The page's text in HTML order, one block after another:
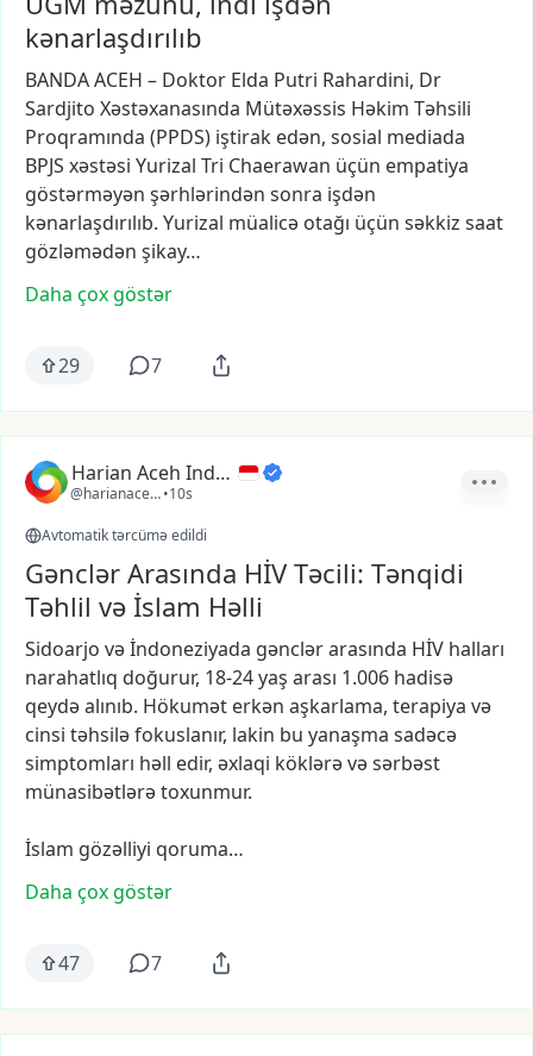
kənarlaşdırılıb
BANDAACEH – Doktor Elda Putri Rahardini, Dr
Sardjito Xəstəxanasında Mütəxəssis Həkim Təhsili
Proqramında (PPDS) iştirak edən, sosial mediada
BPJS xəstəsi Yurizal Tri Chaerawan üçün empatiya
göstərməyən şərhlərindən sonra işdən
kənarlaşdırılıb. Yurizal müalicə otağı üçün səkkiz saat
gözləmədən şikay…
Daha çox göstər
29 7
Harian Aceh Indonesia
@harianacehindonesia
•10s
Avtomatik tərcümə edildi
Gənclər Arasında HİV Təcili: Tənqidi
Təhlil və İslam Həlli
Sidoarjo vəİndoneziyada gənclərarasında HİV halları
narahatlıq doğurur, 18-24yaş arası 1.006 hadisə
qeydəalınıb. Hökumət erkən aşkarlama, terapiya və
cinsi təhsiləfokuslanır, lakin bu yanaşma sadəcə
simptomları həll edir, əxlaqi köklərəvəsərbəst
münasibətlərətoxunmur.
İslam gözəlliyi qoruma…
Daha çox göstər
47 7